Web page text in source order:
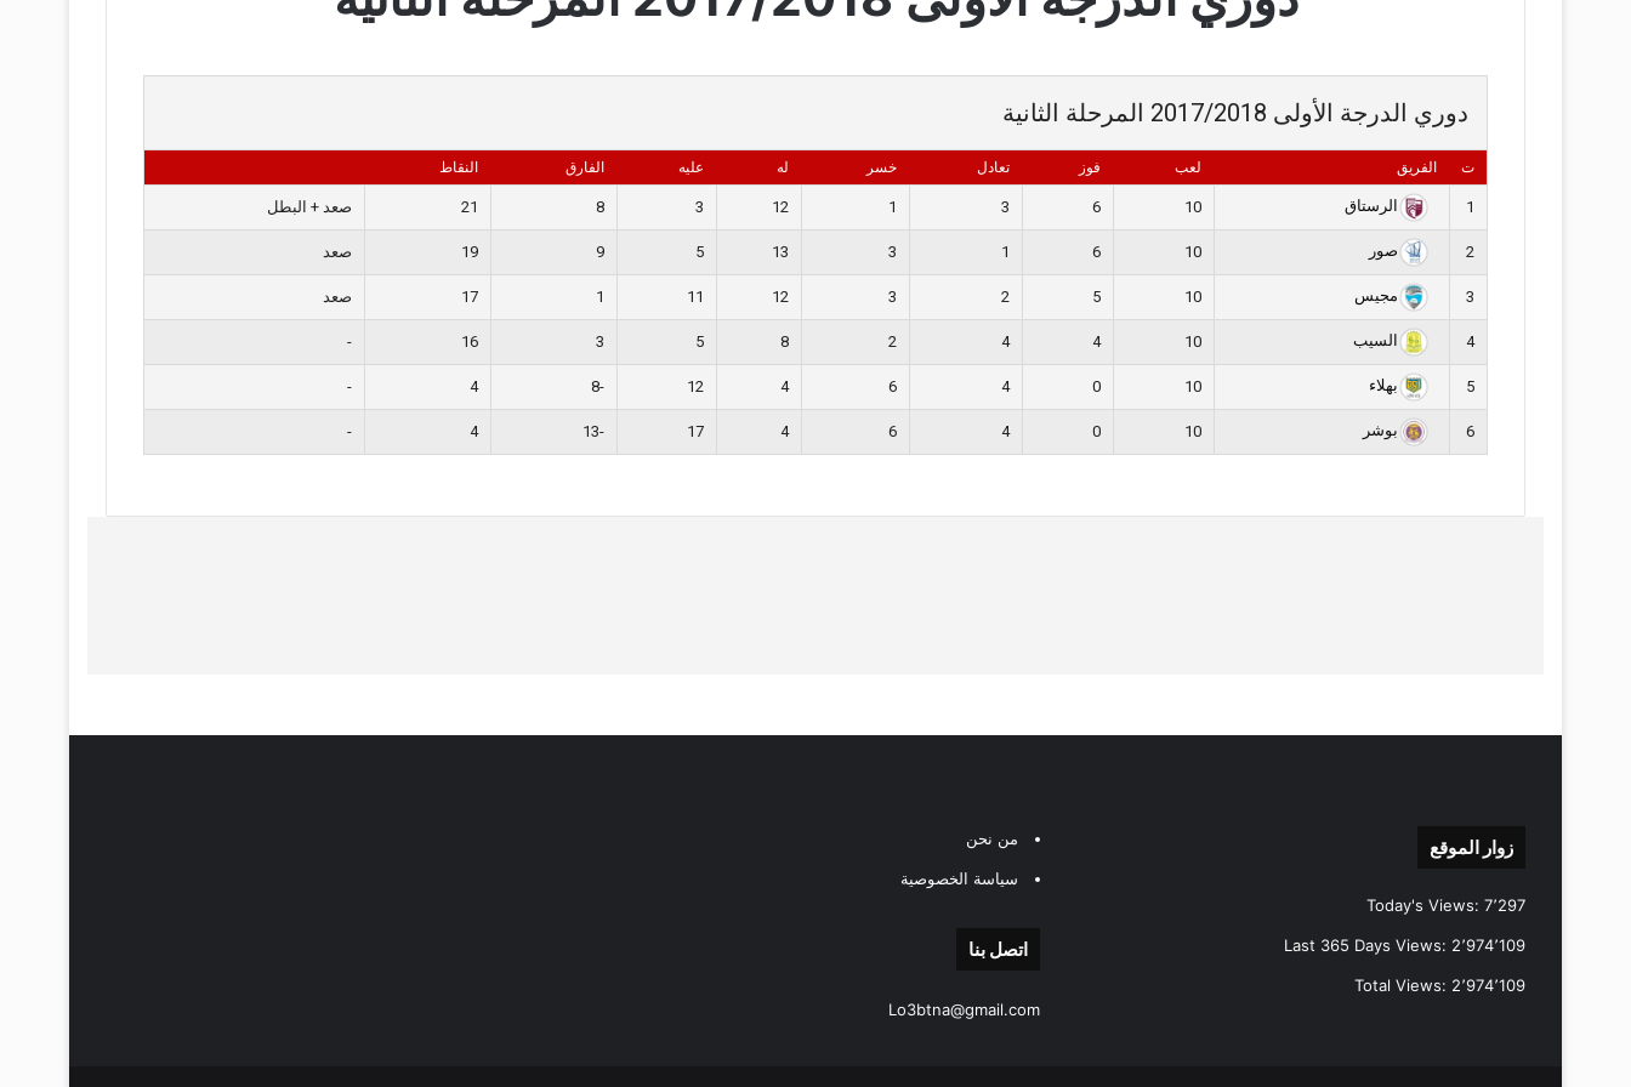
دوري الدرجة الأولى 2017/2018 المرحلة الثانية
ت الفريق لعب فوز تعادل خسر له عليه الفارق النقاط
1 الرستاق 10
6
3
1
12
3
8
21 صعد + البطل
2 صور 10
6
1
3
13
5
9
19 صعد
3 مجيس 10
5
2
3
12
11
1
17 صعد
4 السيب 10
4
4
2
8
5
3
16
-
5 بهلاء 10
0
4
6
4
12
-8
4
-
6 بوشر 10
0
4
6
4
17
-13
4
-
زوار الموقع
Today's Views: 7٬297
Last 365 Days Views: 2٬974٬109
Total Views: 2٬974٬109
من نحن
سياسة الخصوصية
اتصل بنا
Lo3btna@gmail.com